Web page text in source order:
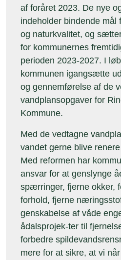
af foråret 2023. De nye
indeholder bindende mål
og naturkvalitet, og
for kommunernes
perioden 2023-2027. I
kommunen igangsætte
og gennemførelse af de
vandplansopgaver for
Kommune.
Med de vedtagne
vandet gerne blive
Med reformen har
ansvar for at genslynge
spærringer, fjerne okker,
forhold, fjerne
genskabelse af våde
ådalsprojek-ter til
forbedre
mere for at sikre, at vi